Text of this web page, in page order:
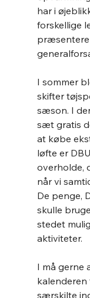
har i
forskellige
præsentere
I sommer
skifter
sæson. I
sæt gratis
at købe
løfte er
overholde,
når vi
De penge,
skulle
stedet
aktiviteter.
I må gerne
særskilte